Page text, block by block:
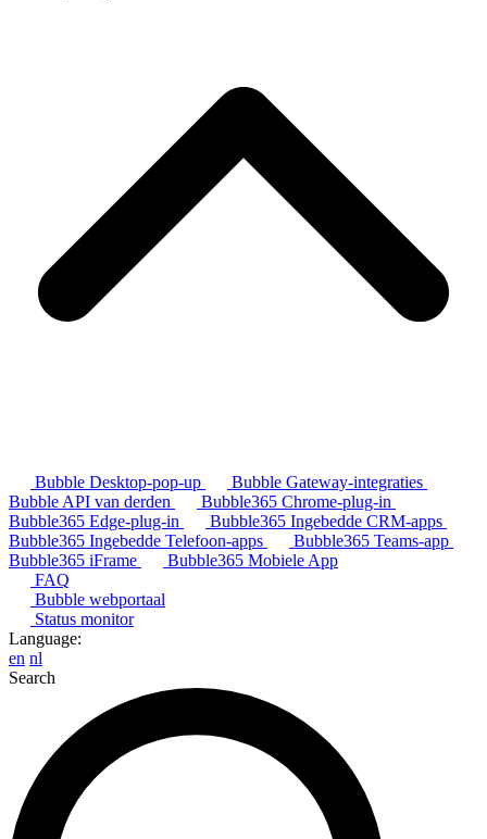
Bubble Desktop-pop-up
Bubble Gateway-integraties
Bubble API van derden
Bubble365 Chrome-plug-in
Bubble365 Edge-plug-in
Bubble365 Ingebedde CRM-apps
Bubble365 Ingebedde Telefoon-apps
Bubble365 Teams-app
Bubble365 iFrame
Bubble365 Mobiele App
FAQ
Bubble webportaal
Status monitor
Language:
en nl
Search